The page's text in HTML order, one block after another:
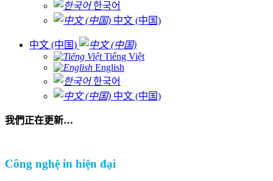
한국어
中文 (中国)
中文 (中国)
Tiếng Việt
English
한국어
中文 (中国)
我們正在更新…
Công nghệ in hiện đại